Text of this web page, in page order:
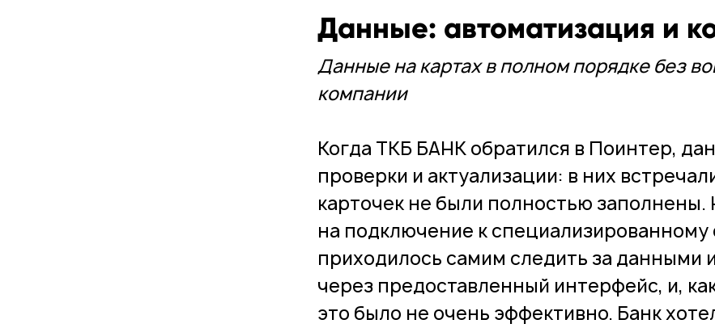
Данные: автоматизация и
Данные на картах в полном порядке без
компании
Когда ТКБ БАНК обратился в Поинтер,
проверки и актуализации: в них
карточек не были полностью заполнены.
на подключение к специализированному
приходилось самим следить за данными
через предоставленный интерфейс, и,
это было не очень эффективно. Банк